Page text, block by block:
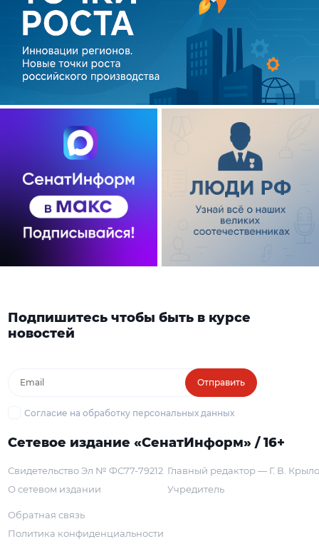
Подпишитесь чтобы быть в курсе
новостей
Отправить
Согласие на обработку персональных данных
Сетевое издание «СенатИнформ» / 16+
Свидетельство Эл № ФС77-79212
О сетевом издании
Главный редактор — Г. В.
Учредитель
Обратная связь
Политика конфиденциальности